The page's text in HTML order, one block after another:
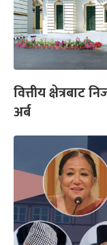
वित्तीय क्षेत्रबाट
अर्ब